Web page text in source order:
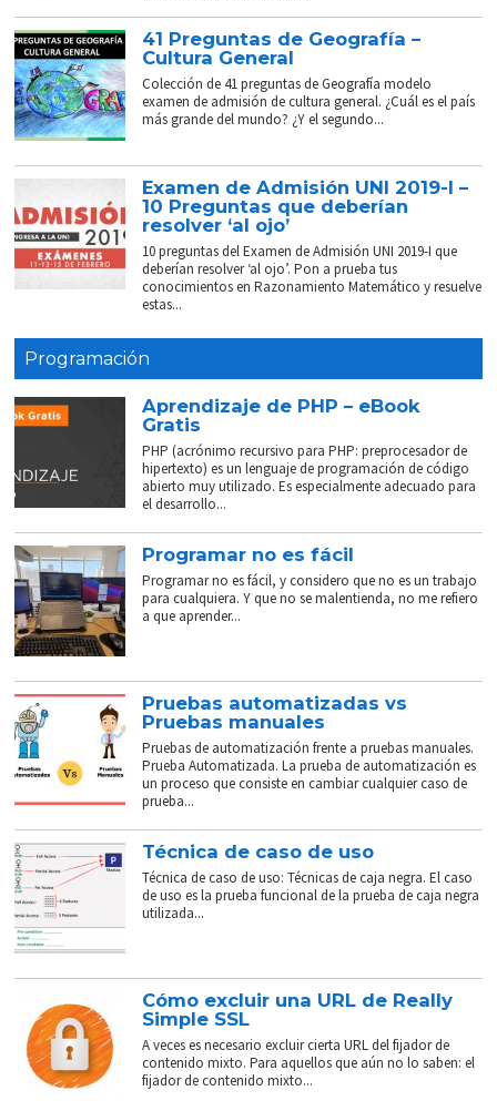
41 Preguntas de Geografía –
Cultura General
Colección de 41 preguntas de Geografía modelo
examen de admisión de cultura general. ¿Cuál es el país
más grande del mundo? ¿Y el segundo...
Examen de Admisión UNI 2019-I –
10 Preguntas que deberían
resolver ‘al ojo’
10 preguntas del Examen de Admisión UNI 2019-I que
deberían resolver ‘al ojo’. Pon a prueba tus
conocimientos en Razonamiento Matemático y resuelve
estas...
Programación
Aprendizaje de PHP – eBook
Gratis
PHP (acrónimo recursivo para PHP: preprocesador de
hipertexto) es un lenguaje de programación de código
abierto muy utilizado. Es especialmente adecuado para
el desarrollo...
Programar no es fácil
Programar no es fácil, y considero que no es un trabajo
para cualquiera. Y que no se malentienda, no me refiero
a que aprender...
Pruebas automatizadas vs
Pruebas manuales
Pruebas de automatización frente a pruebas manuales.
Prueba Automatizada. La prueba de automatización es
un proceso que consiste en cambiar cualquier caso de
prueba...
Técnica de caso de uso
Técnica de caso de uso: Técnicas de caja negra. El caso
de uso es la prueba funcional de la prueba de caja negra
utilizada...
Cómo excluir una URL de Really
Simple SSL
A veces es necesario excluir cierta URL del fijador de
contenido mixto. Para aquellos que aún no lo saben: el
fijador de contenido mixto...